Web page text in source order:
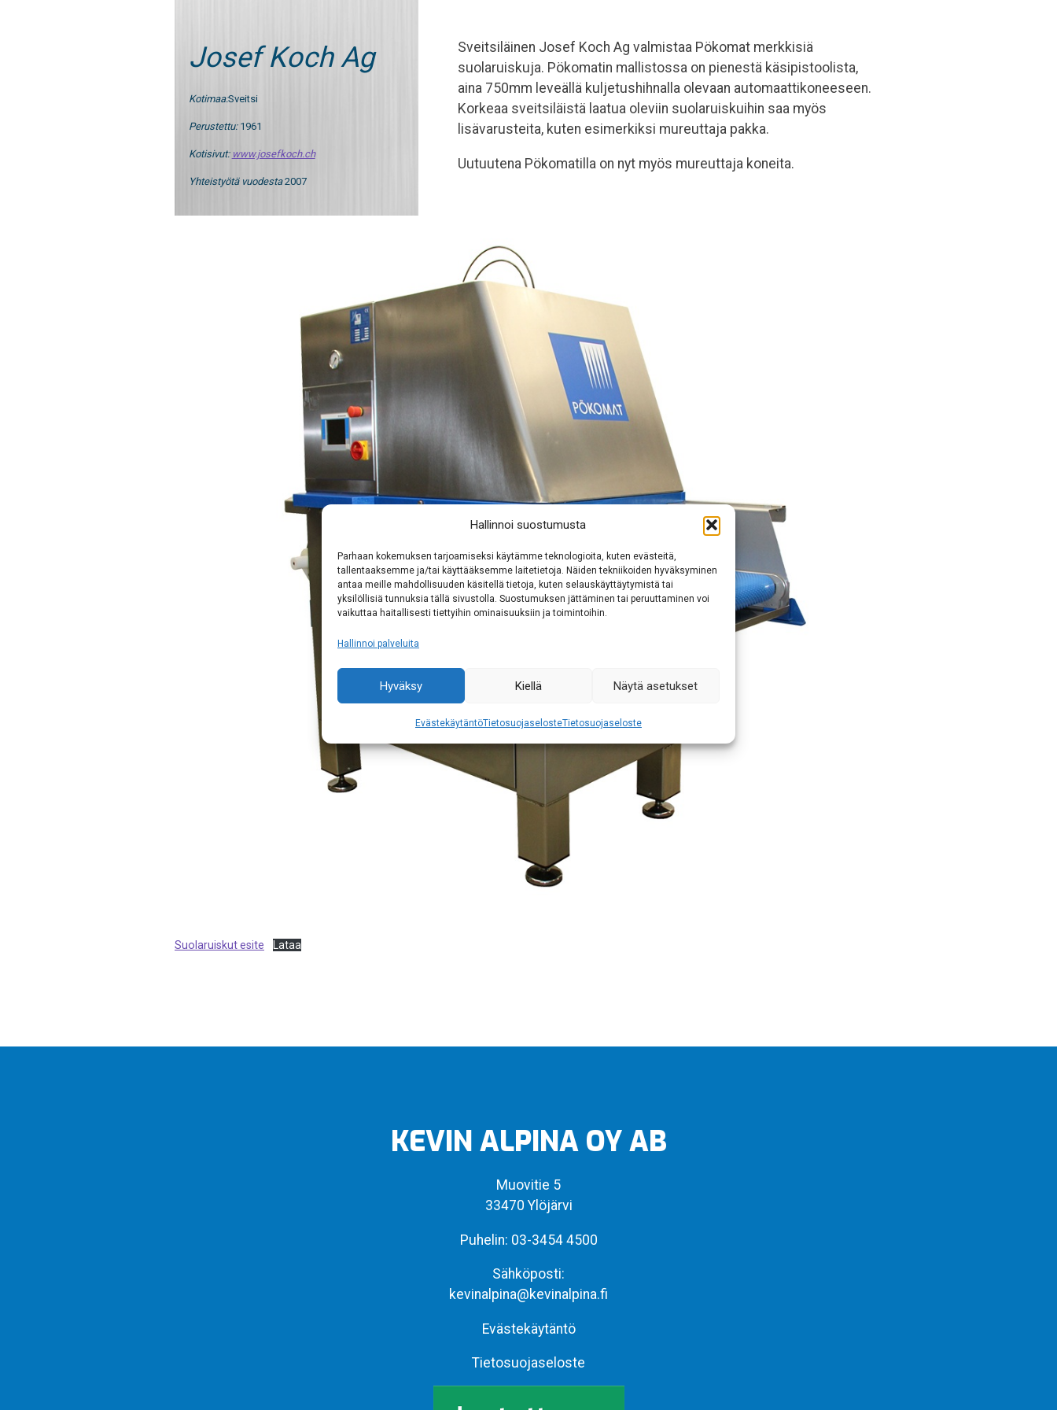
Hallinnoi suostumusta
Parhaan kokemuksen tarjoamiseksi käytämme teknologioita, kuten evästeitä,
tallentaaksemme ja/tai käyttääksemme laitetietoja. Näiden tekniikoiden hyväksyminen
antaa meille mahdollisuuden käsitellä tietoja, kuten selauskäyttäytymistä tai
yksilöllisiä tunnuksia tällä sivustolla. Suostumuksen jättäminen tai peruuttaminen voi
vaikuttaa haitallisesti tiettyihin ominaisuuksiin ja toimintoihin.
Hallinnoi palveluita
Hyväksy Kiellä Näytä asetukset
EvästekäytäntöTietosuojaselosteTietosuojaseloste
kevinalpina@kevinalpina.fi
Josef Koch Ag
Kotimaa:Sveitsi
Perustettu: 1961
Kotisivut: www.josefkoch.ch
Yhteistyötä vuodesta2007
Sveitsiläinen Josef Koch Ag valmistaa Pökomat merkkisiä
suolaruiskuja. Pökomatin mallistossa on pienestä käsipistoolista,
aina 750mm leveällä kuljetushihnalla olevaan automaattikoneeseen.
Korkeaa sveitsiläistä laatua oleviin suolaruiskuihin saa myös
lisävarusteita, kuten esimerkiksi mureuttaja pakka.
Uutuutena Pökomatilla on nyt myös mureuttaja koneita.
Suolaruiskut esite Lataa
KEVIN ALPINA OY AB
Muovitie 5
33470 Ylöjärvi
Puhelin: 03-3454 4500
Sähköposti:
kevinalpina@kevinalpina.fi
Evästekäytäntö
Tietosuojaseloste